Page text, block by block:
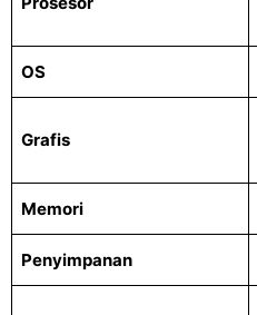
OS
Grafis
Memori
Penyimpanan